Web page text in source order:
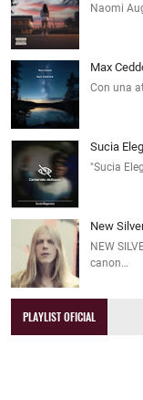
Naomi
Max
Con una
Sucia
"Sucia
New
NEW
canon…
PLAYLIST OFICIAL